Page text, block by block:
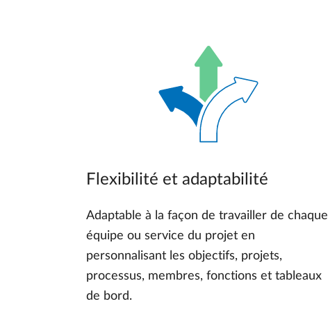
Flexibilité et adaptabilité
Adaptable à la façon de travailler de chaque
équipe ou service du projet en
personnalisant les objectifs, projets,
processus, membres, fonctions et tableaux
de bord.